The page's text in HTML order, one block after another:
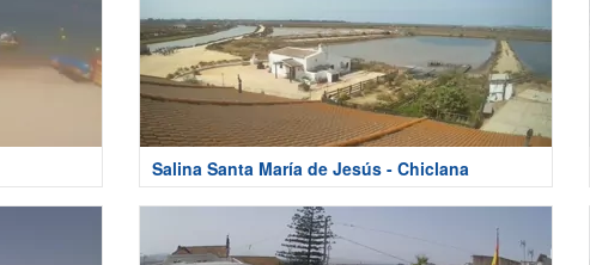
Salina Santa María de Jesús - Chiclana